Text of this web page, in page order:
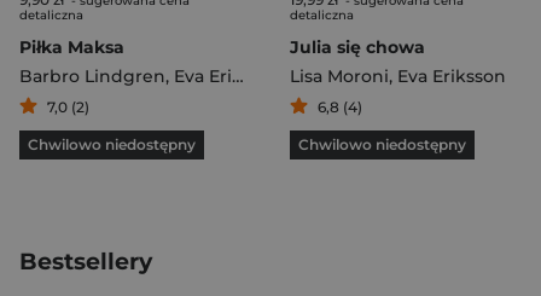
detaliczna
Piłka Maksa
Barbro Lindgren, Eva Eriksson
7,0 (2)
Chwilowo niedostępny
detaliczna
Julia się chowa
Lisa Moroni, Eva Eriksson
6,8 (4)
Chwilowo niedostępny
Bestsellery